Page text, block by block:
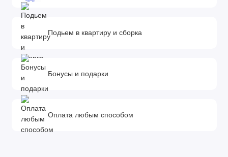
Подьем в квартиру и сборка
Бонусы и подарки
Оплата любым способом